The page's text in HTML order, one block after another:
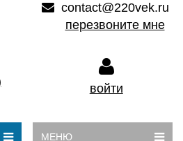
contact@220vek.ru
перезвоните мне
войти
МЕНЮ